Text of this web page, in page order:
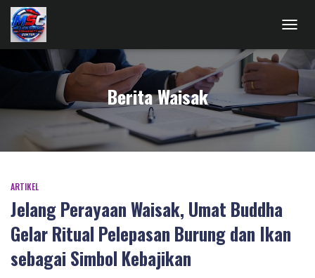
Berita Waisak
ARTIKEL
Jelang Perayaan Waisak, Umat Buddha
Gelar Ritual Pelepasan Burung dan Ikan
sebagai Simbol Kebajikan